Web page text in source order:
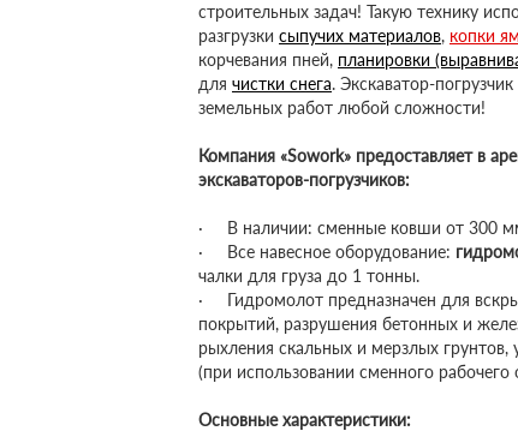
строительных задач! Такую технику
разгрузки сыпучих материалов, копки ям
корчевания пней, планировки
для чистки снега. Экскаватор-
земельных работ любой сложности!
Компания «Sowork» предоставляет в
экскаваторов-погрузчиков:
· В наличии: сменные ковши от 300
· Все навесное оборудование:
чалки для груза до 1 тонны.
· Гидромолот предназначен для
покрытий, разрушения бетонных и
рыхления скальных и мерзлых грунтов,
(при использовании сменного
Основные характеристики: